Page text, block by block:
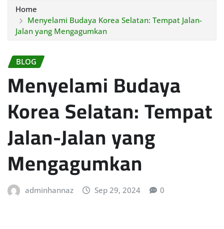
Home
Menyelami Budaya Korea Selatan: Tempat Jalan-
Jalan yang Mengagumkan
BLOG
Menyelami Budaya
Korea Selatan: Tempat
Jalan-Jalan yang
Mengagumkan
adminhannaz Sep 29, 2024 0